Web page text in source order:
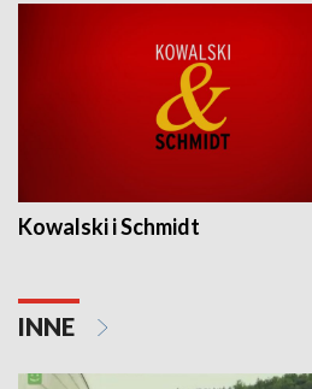
Kowalski i Schmidt
INNE